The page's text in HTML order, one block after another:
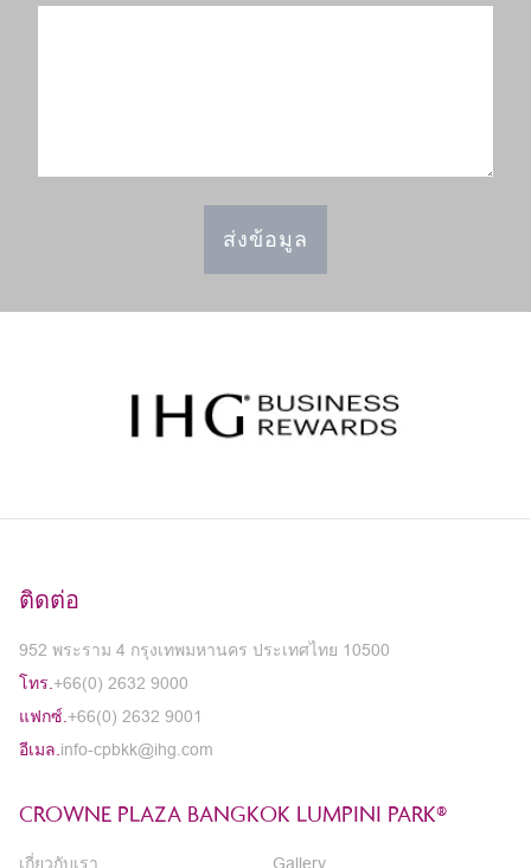
ส่งข้อมูล
ติดต่อ
952 พระราม 4 กรุงเทพมหานคร ประเทศไทย 10500
โทร. +66(0) 2632 9000
แฟกซ์. +66(0) 2632 9001
อีเมล. info-cpbkk@ihg.com
CROWNE PLAZA BANGKOK LUMPINI PARK®
เกี่ยวกับเรา Gallery